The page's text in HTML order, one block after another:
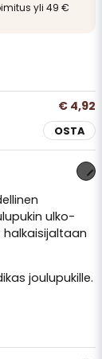
yli 49 €
€ 4,92
OSTA
ulko-
joulupukille.